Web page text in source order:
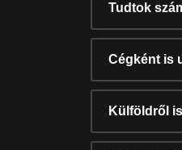
Tudtok
Cégként is
Külföldről